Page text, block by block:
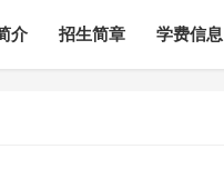
介 招生简章 学费信息